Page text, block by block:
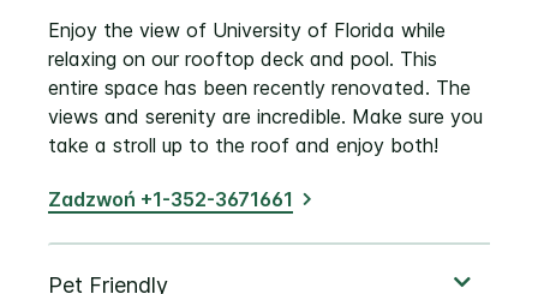
Enjoy the view of University of Florida while
relaxing on our rooftop deck and pool. This
entire space has been recently renovated. The
views and serenity are incredible. Make sure you
take a stroll up to the roof and enjoy both!
Zadzwoń +1-352-3671661